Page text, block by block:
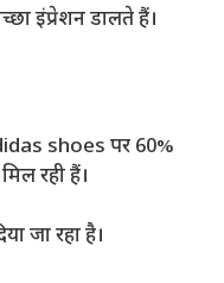
इंप्रेशन डालते हैं।
shoes पर 60%
रही हैं।
जा रहा है।